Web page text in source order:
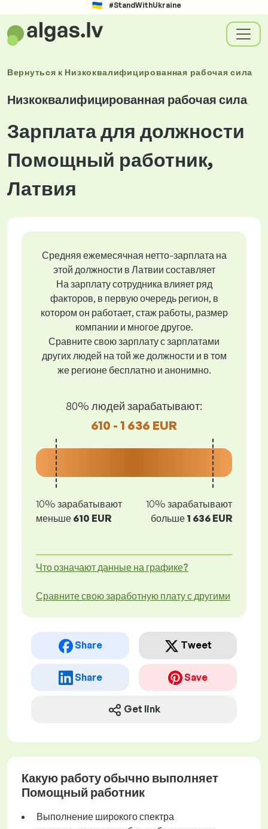
#StandWithUkraine
Вернуться к Низкоквалифицированная рабочая сила
Низкоквалифицированная рабочая сила
Зарплата для должности
Помощный работник,
Латвия
Средняя ежемесячная нетто-зарплата на
этой должности в Латвии составляет
На зарплату сотрудника влияет ряд
факторов, в первую очередь регион, в
котором он работает, стаж работы, размер
компании и многое другое.
Сравните свою зарплату с зарплатами
других людей на той же должности и в том
же регионе бесплатно и анонимно.
80% людей зарабатывают:
610 - 1 636 EUR
10% зарабатывают
меньше 610 EUR
10% зарабатывают
больше 1 636 EUR
Что означают данные на графике?
Сравните свою заработную плату с другими
Share Tweet
Share Save
Get link
Какую работу обычно выполняет
Помощный работник
Выполнение широкого спектра